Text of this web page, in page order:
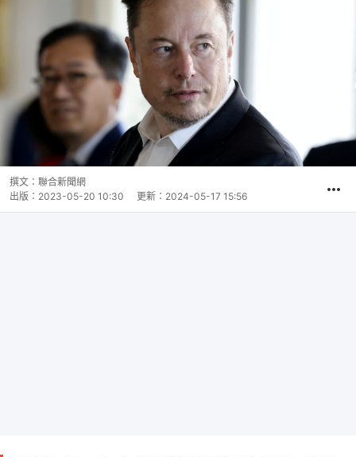
撰文： 聯合新聞網
出版： 2023-05-20 10:30 更新： 2024-05-17 15:56